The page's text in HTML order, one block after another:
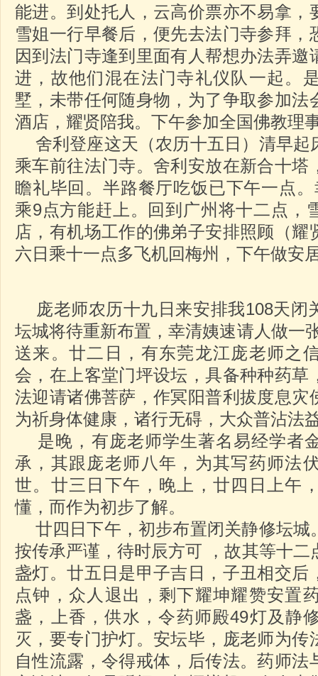
能进。到处托人，云高价票亦不易拿，
雪姐一行早餐后，便先去法门寺参拜，
因到法门寺逢到里面有人帮想办法弄邀
进，故他们混在法门寺礼仪队一起。
墅，未带任何随身物，为了争取参加法
酒店，耀贤陪我。下午参加全国佛教理
舍利登座这天（农历十五日）清早起
乘车前往法门寺。舍利安放在新合十塔
瞻礼毕回。半路餐厅吃饭已下午一点
乘9点方能赶上。回到广州将十二点，
店，有机场工作的佛弟子安排照顾（耀
六日乘十一点多飞机回梅州，下午做安
庞老师农历十九日来安排我108天闭
坛城将待重新布置，幸清姨速请人做一
送来。廿二日，有东莞龙江庞老师之
会，在上客堂门坪设坛，具备种种药草
法迎请诸佛菩萨，作冥阳普利拔度息灾
为祈身体健康，诸行无碍，大众普沾法
是晚，有庞老师学生著名易经学者
承，其跟庞老师八年，为其写药师法
世。廿三日下午，晚上，廿四日上午
懂，而作为初步了解。
廿四日下午，初步布置闭关静修坛城
按传承严谨，待时辰方可 ，故其等十二
盏灯。廿五日是甲子吉日，子丑相交后
点钟，众人退出，剩下耀坤耀赞安置
盏，上香，供水，令药师殿49灯及静
灭，要专门护灯。安坛毕，庞老师为传
自性流露，令得戒体，后传法。药师法